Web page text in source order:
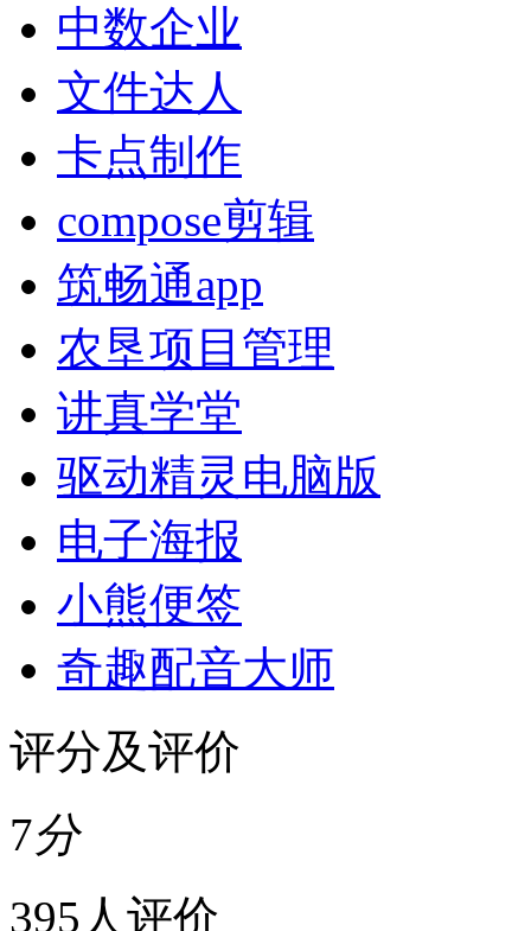
中数企业
文件达人
卡点制作
compose剪辑
筑畅通app
农垦项目管理
讲真学堂
驱动精灵电脑版
电子海报
小熊便签
奇趣配音大师
评分及评价
7分
395人评价